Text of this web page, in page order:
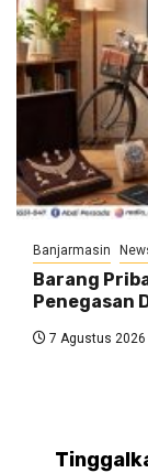
Banjarmasin
Barang
Penegasan
7 Agustus 2026